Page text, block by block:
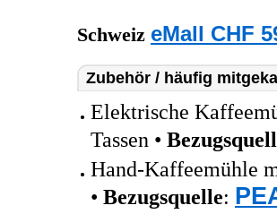
Schweiz eMall CHF
Zubehör / häufig
Elektrische
Tassen •
Hand-Kaffeemühle
• Bezugsquelle: